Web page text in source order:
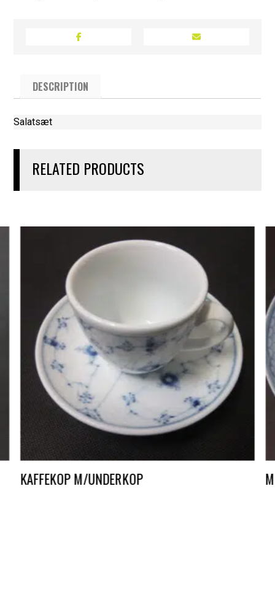
DESCRIPTION
Salatsæt
RELATED PRODUCTS
KAFFEKOP M/UNDERKOP